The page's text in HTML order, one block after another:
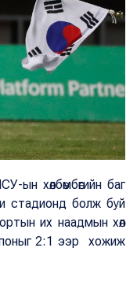
ын хөлбөмбөгийн баг
стадионд болж буй
их наадмын хөл
2:1 ээр хожиж